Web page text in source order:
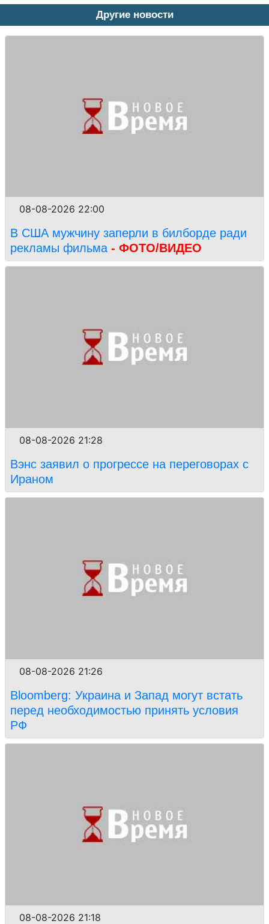
Другие новости
08-08-2026 22:00
В США мужчину заперли в билборде ради
рекламы фильма - ФОТО/ВИДЕО
08-08-2026 21:28
Вэнс заявил о прогрессе на переговорах с
Ираном
08-08-2026 21:26
Bloomberg: Украина и Запад могут встать
перед необходимостью принять условия
РФ
08-08-2026 21:18